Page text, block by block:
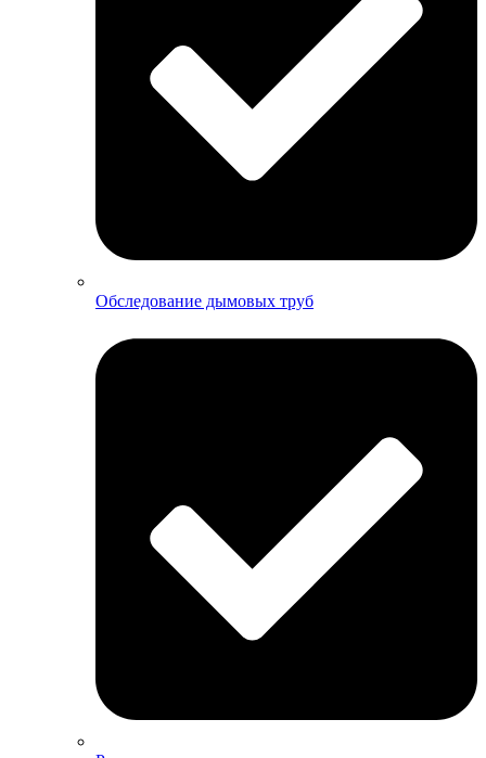
Обследование дымовых труб